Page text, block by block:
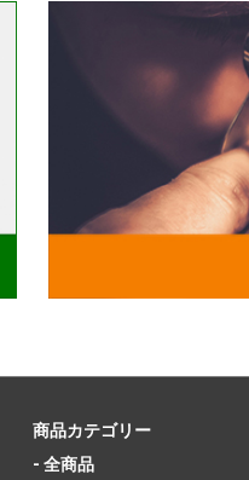
商品カテゴリー
- 全商品